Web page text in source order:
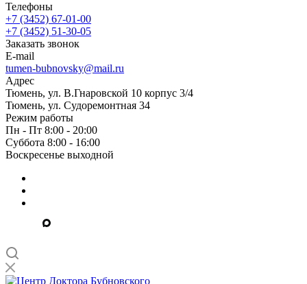
Телефоны
+7 (3452) 67-01-00
+7 (3452) 51-30-05
Заказать звонок
E-mail
tumen-bubnovsky@mail.ru
Адрес
Тюмень, ул. В.Гнаровской 10 корпус 3/4
Тюмень, ул. Судоремонтная 34
Режим работы
Пн - Пт 8:00 - 20:00
Суббота 8:00 - 16:00
Воскресенье выходной